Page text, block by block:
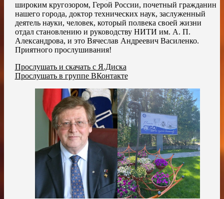
широким кругозором, Герой России, почетный гражданин
нашего города, доктор технических наук, заслуженный
деятель науки, человек, который полвека своей жизни
отдал становлению и руководству НИТИ им. А. П.
Александрова, и это Вячеслав Андреевич Василенко.
Приятного прослушивания!
Прослушать и скачать с Я.Диска
Прослушать в группе ВКонтакте